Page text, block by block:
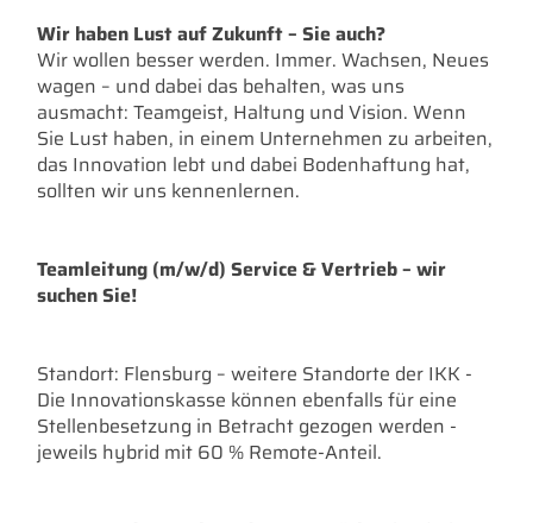
Wir haben Lust auf Zukunft – Sie auch?
Wir wollen besser werden. Immer. Wachsen, Neues
wagen – und dabei das behalten, was uns
ausmacht: Teamgeist, Haltung und Vision. Wenn
Sie Lust haben, in einem Unternehmen zu arbeiten,
das Innovation lebt und dabei Bodenhaftung hat,
sollten wir uns kennenlernen.
Teamleitung (m/w/d) Service & Vertrieb – wir
suchen Sie!
Standort: Flensburg – weitere Standorte der IKK -
Die Innovationskasse können ebenfalls für eine
Stellenbesetzung in Betracht gezogen werden -
jeweils hybrid mit 60 % Remote-Anteil.